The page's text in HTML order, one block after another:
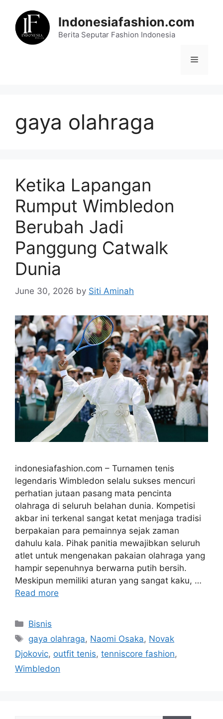
content
Indonesiafashion.com
Berita Seputar Fashion Indonesia
Menu
gaya olahraga
Ketika Lapangan
Rumput Wimbledon
Berubah Jadi
Panggung Catwalk
Dunia
June 30, 2026 by Siti Aminah
indonesiafashion.com – Turnamen tenis
legendaris Wimbledon selalu sukses mencuri
perhatian jutaan pasang mata pencinta
olahraga di seluruh belahan dunia. Kompetisi
akbar ini terkenal sangat ketat menjaga tradisi
berpakaian para pemainnya sejak zaman
dahulu kala. Pihak panitia mewajibkan seluruh
atlet untuk mengenakan pakaian olahraga yang
hampir sepenuhnya berwarna putih bersih.
Meskipun memiliki aturan yang sangat kaku, …
Read more
Categories
Bisnis
Tags
gaya olahraga, Naomi Osaka, Novak
Djokovic, outfit tenis, tenniscore fashion,
Wimbledon